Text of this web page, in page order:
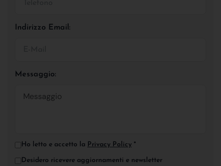
Indirizzo Email:
Messaggio:
Ho letto e accetto la Privacy Policy *
Desidero ricevere aggiornamenti e newsletter